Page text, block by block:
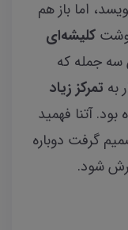
اما باز هم
کلیشه‌ای
سه جمله که
به تمرکز زیاد
بود. آتنا فهمید
گرفت دوباره
شود.